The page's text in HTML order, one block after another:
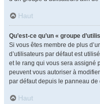
Haut
Qu’est-ce qu’un « groupe
Si vous êtes membre de plus
d’utilisateurs par défaut est
et le rang qui vous sera assigné
peuvent vous autoriser à
par défaut depuis le panneau de
Haut